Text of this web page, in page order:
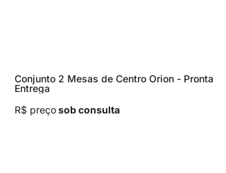
Conjunto 2 Mesas de Centro Orion - Pronta
Entrega
R$ preçosob consulta